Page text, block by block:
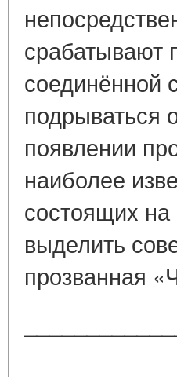
срабатывают
соединённой
подрываться
появлении
наиболее
состоящих
выделить
прозванная